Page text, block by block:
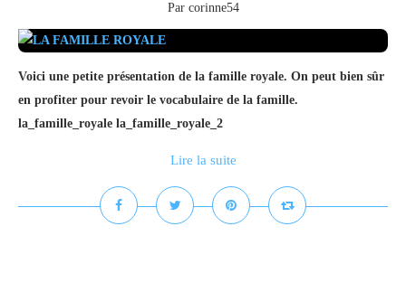
Par corinne54
Voici une petite présentation de la famille royale. On peut bien sûr
en profiter pour revoir le vocabulaire de la famille.
la_famille_royale la_famille_royale_2
Lire la suite